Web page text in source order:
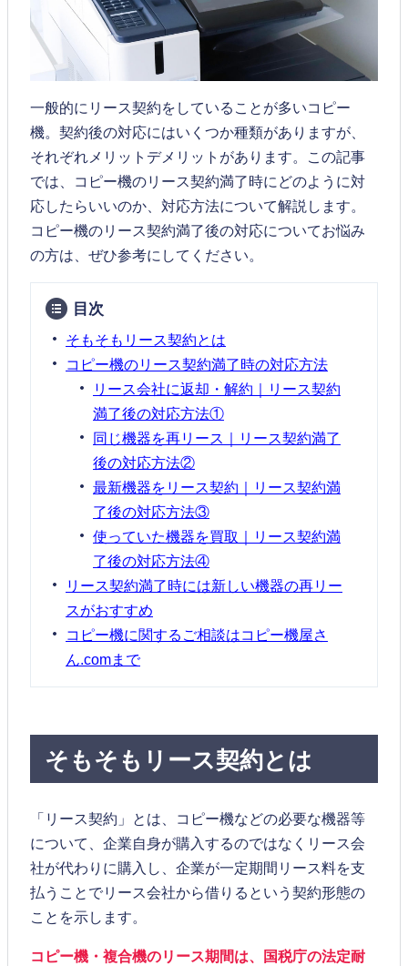
一般的にリース契約をしていることが多いコピー
機。契約後の対応にはいくつか種類がありますが、
それぞれメリットデメリットがあります。この記事
では、コピー機のリース契約満了時にどのように対
応したらいいのか、対応方法について解説します。
コピー機のリース契約満了後の対応についてお悩み
の方は、ぜひ参考にしてください。
目次
そもそもリース契約とは
コピー機のリース契約満了時の対応方法
リース会社に返却・解約｜リース契約
満了後の対応方法①
同じ機器を再リース｜リース契約満了
後の対応方法②
最新機器をリース契約｜リース契約満
了後の対応方法③
使っていた機器を買取｜リース契約満
了後の対応方法④
リース契約満了時には新しい機器の再リー
スがおすすめ
コピー機に関するご相談はコピー機屋さ
ん.comまで
そもそもリース契約とは
「リース契約」とは、コピー機などの必要な機器等
について、企業自身が購入するのではなくリース会
社が代わりに購入し、企業が一定期間リース料を支
払うことでリース会社から借りるという契約形態の
ことを示します。
コピー機・複合機のリース期間は、国税庁の法定耐